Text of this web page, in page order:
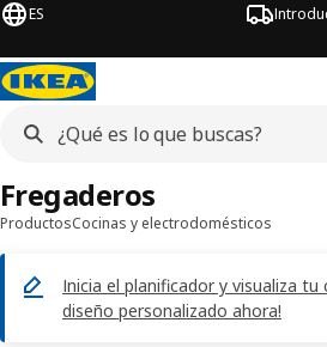
ES
ProductosCocinas y electrodomésticos
Inicia el planificador y visualiza tu
diseño personalizado ahora!
Fregaderos